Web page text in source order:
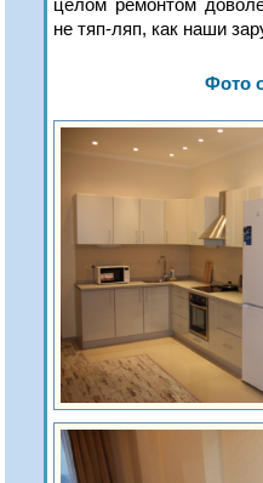
не тяп-ляп, как наши
Фото